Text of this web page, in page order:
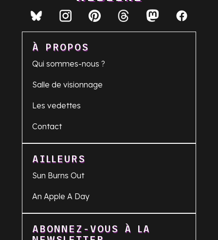
À PROPOS
Qui sommes-nous ?
Salle de visionnage
Les vedettes
Contact
AILLEURS
Sun Burns Out
An Apple A Day
ABONNEZ-VOUS À LA